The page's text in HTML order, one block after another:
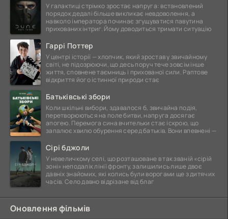
У галактиці стрімко зростає напруга: встановлений
порядок дедалі більше викликає невдоволення, а
навколо імператора починає згущуватися павутина
прихованих інтриг. Йому доводиться тримати ситуацію
Гаррі Поттер
У центрі історії — хлопчик, який зростав у звичайному
світі, не підозрюючи, що десь поруч тече зовсім інше
життя, сповнене таємниць і прихованої сили. Раптове
відкриття його істинної природи стає
Батьківські збори
Коли шкільні вибори, здавалося б, звичайна подія,
перетворюються на поле битви, напруга досягає
апогею. Перемога сина вчительки стає іскрою, що
запалює хвилю обурення серед батьків. Вони впевнені —
Сірі бджоли
У невеличкому селі, що розташоване в так званій «сірій
зоні» неподалік лінії фронту, залишились лише двоє
давніх знайомих, які колись були ворогами ще з дитячих
часів. Село давно відрізане від благ
Оновлення фільмів